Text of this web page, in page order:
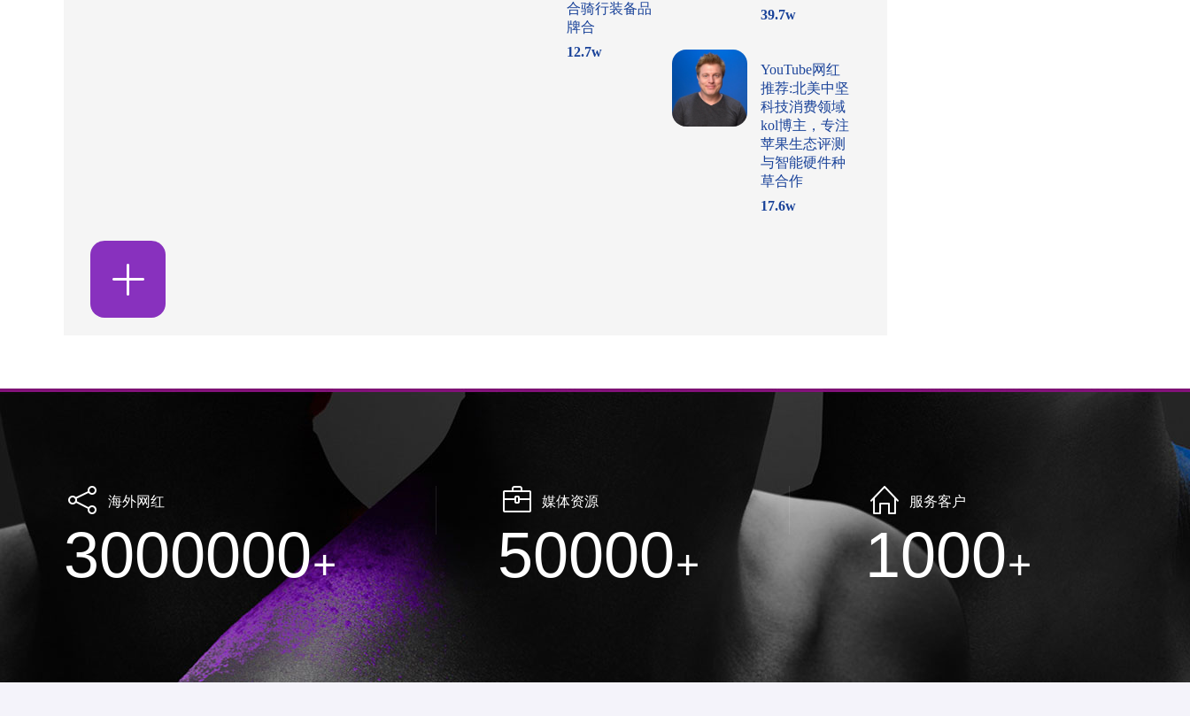
合骑行装备品
牌合
12.7w
39.7w
YouTube网红
推荐:北美中坚
科技消费领域
kol博主，专注
苹果生态评测
与智能硬件种
草合作
17.6w
海外网红
3000000+
媒体资源
50000+
服务客户
1000+